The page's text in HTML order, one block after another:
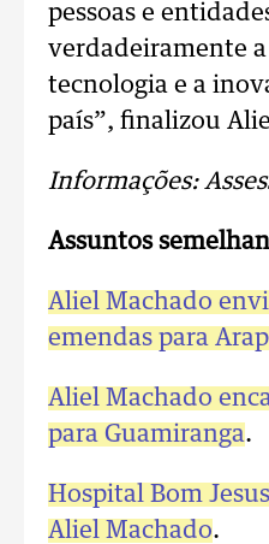
pessoas e
verdadeiramente
tecnologia e a
país”, finalizou
Informações:
Assuntos
Aliel Machado
emendas para
Aliel Machado
para Guamiranga.
Hospital Bom
Aliel Machado.